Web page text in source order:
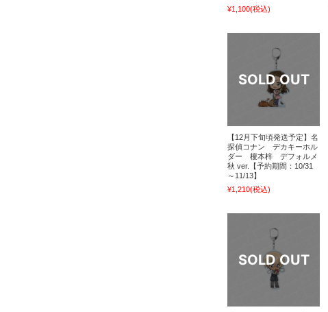
¥1,100(税込)
【12月下旬頃発送予定】名
探偵コナン デカキーホル
ダー 榎本梓 デフォルメ
秋 ver.【予約期間：10/31
～11/13】
¥1,210(税込)